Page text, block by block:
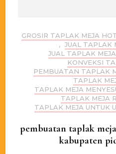
GROSIR TAPLAK MEJA
, JUAL TAPLAK
JUAL TAPLAK
KONVEKSI
PEMBUATAN TAPLAK
TAPLAK
TAPLAK MEJA
TAPLAK MEJA
TAPLAK MEJA UNTUK
pembuatan taplak
kabupaten